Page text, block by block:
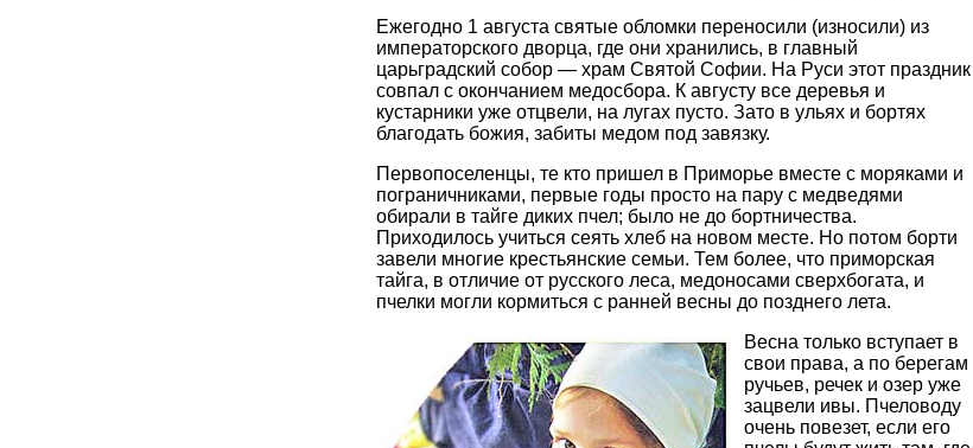
Ежегодно 1 августа святые обломки переносили (износили) из
императорского дворца, где они хранились, в главный
царьградский собор — храм Святой Софии. На Руси этот праздник
совпал с окончанием медосбора. К августу все деревья и
кустарники уже отцвели, на лугах пусто. Зато в ульях и бортях
благодать божия, забиты медом под завязку.
Первопоселенцы, те кто пришел в Приморье вместе с моряками и
пограничниками, первые годы просто на пару с медведями
обирали в тайге диких пчел; было не до бортничества.
Приходилось учиться сеять хлеб на новом месте. Но потом борти
завели многие крестьянские семьи. Тем более, что приморская
тайга, в отличие от русского леса, медоносами сверхбогата, и
пчелки могли кормиться с ранней весны до позднего лета.
Весна только вступает в
свои права, а по берегам
ручьев, речек и озер уже
зацвели ивы. Пчеловоду
очень повезет, если его